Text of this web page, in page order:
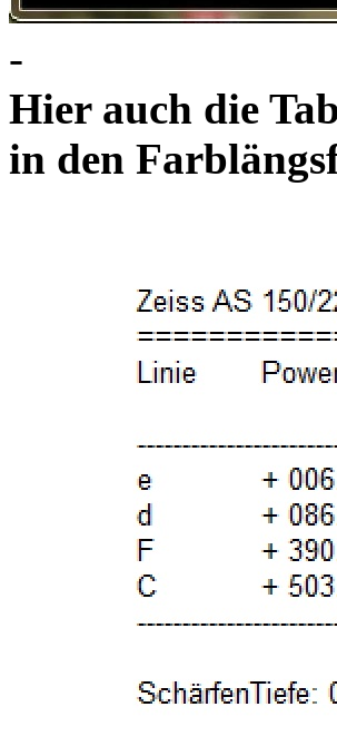
-
Hier auch die
in den